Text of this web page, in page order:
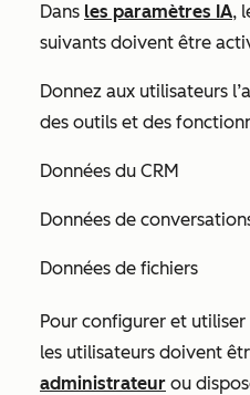
Dans les paramètres IA,
suivants doivent être
Donnez aux utilisateurs
des outils et des
Données du CRM
Données de
Données de fichiers
Pour configurer et
les utilisateurs doivent
administrateur ou